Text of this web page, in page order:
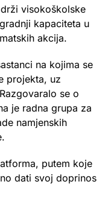
visokoškolske
kapaciteta u
akcija.
na kojima se
projekta, uz
se o
je radna grupa za
namjenskih
putem koje
dati svoj doprinos